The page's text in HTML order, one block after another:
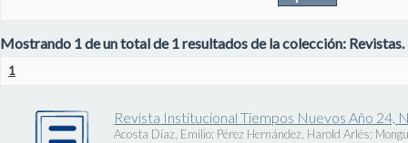
Mostrando 1 de un total de 1 resultados de la colección: Revistas.
1
Revista Institucional Tiempos Nuevos Año 24,
Acosta Díaz, Emilio; Pérez Hernández, Harold Arlés;